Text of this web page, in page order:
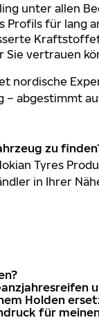
unter allen
Profils für lang
Sie vertrauen
nordische
– abgestimmt
zu
Tyres
in Ihrer
Holden
für